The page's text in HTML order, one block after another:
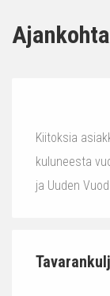
Kiitoksia
kuluneesta
ja Uuden